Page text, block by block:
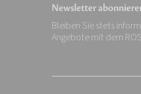
Newsletter
Bleiben Sie stets
Angebote mit dem